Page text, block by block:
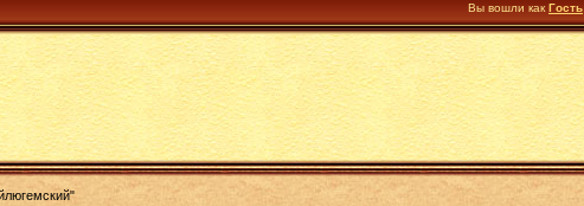
Вы вошли как Гость